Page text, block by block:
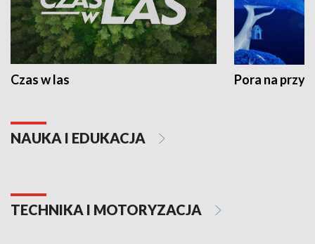
Czas w las Pora na
NAUKA I EDUKACJA
TECHNIKA I MOTORYZACJA